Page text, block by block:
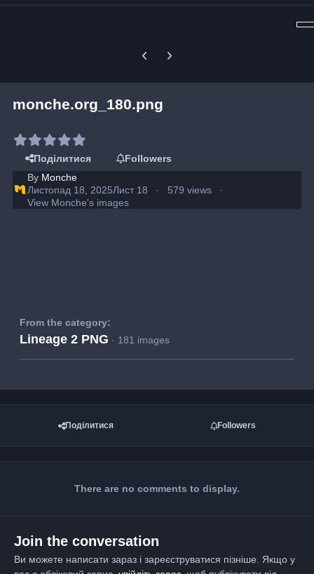
Previous carousel slide
Next carousel slide
monche.org_180.png
Поділитися
Followers
By Monche
Листопад 18, 2025Лист 18
579 views
View Monche's images
From the category:
Lineage 2 PNG · 181 images
Поділитися Followers
There are no comments to display.
Join the conversation
Ви можете написати зараз і зареєструватися пізніше. Якщо у